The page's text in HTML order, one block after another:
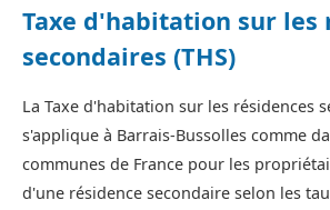
Taxe d'habitation sur les
secondaires (THS)
La Taxe d'habitation sur les résidences
s'applique à Barrais-Bussolles comme
communes de France pour les
d'une résidence secondaire selon les